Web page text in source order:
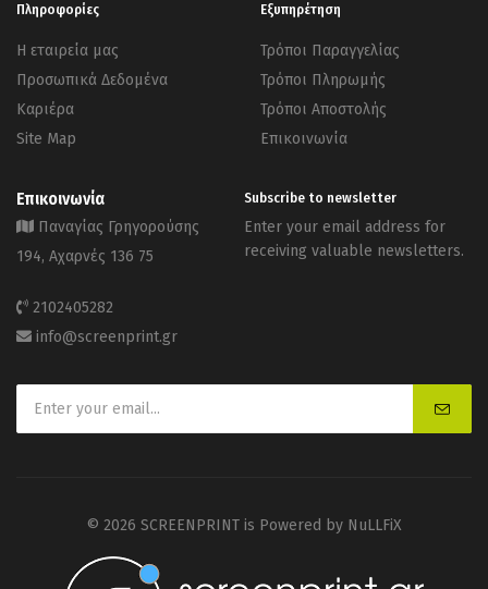
Πληροφορίες
Η εταιρεία μας
Προσωπικά Δεδομένα
Καριέρα
Site Map
Εξυπηρέτηση
Τρόποι Παραγγελίας
Τρόποι Πληρωμής
Τρόποι Αποστολής
Επικοινωνία
Επικοινωνία
Παναγίας Γρηγορούσης
194, Αχαρνές 136 75
2102405282
info@screenprint.gr
Subscribe to newsletter
Enter your email address for
receiving valuable newsletters.
© 2026 SCREENPRINT is Powered by NuLLFiX